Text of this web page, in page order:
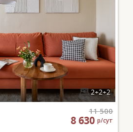
2+2+2
11 500
8 630р/сут